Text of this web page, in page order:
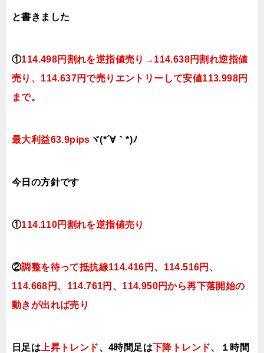
と書きました
①114.498円割れを逆指値売り→ 114.638円割れ逆指値
売り、114.637円で売り エントリーして安値113.998円
まで。
最大利益63.9pips ヾ(*´∀｀*)ﾉ
今日 の方針です
①114.110円割れを逆指値売り
②調整を待って抵抗線114.416円、 114.516円、
114.668円、114.761円、114.950円から再下落開始の
動きが出れば売り
日足は 上昇トレンド、4時間足は下降トレンド、１時間